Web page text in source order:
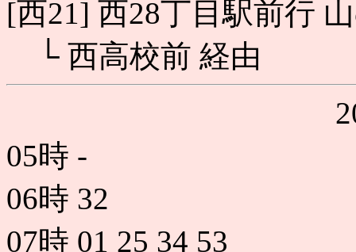
[西21] 西28丁目駅前行
└ 西高校前 経由
05時 -
06時 32
07時 01 25 34 53